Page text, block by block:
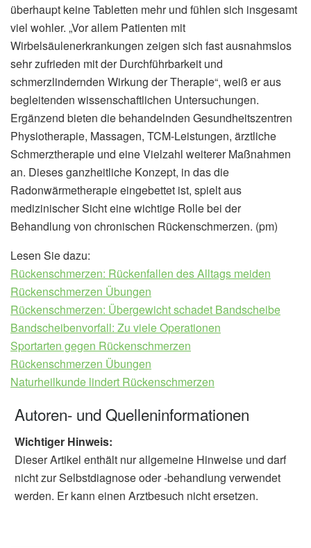
überhaupt keine Tabletten mehr und fühlen sich insgesamt
viel wohler. „Vor allem Patienten mit
Wirbelsäulenerkrankungen zeigen sich fast ausnahmslos
sehr zufrieden mit der Durchführbarkeit und
schmerzlindernden Wirkung der Therapie“, weiß er aus
begleitenden wissenschaftlichen Untersuchungen.
Ergänzend bieten die behandelnden Gesundheitszentren
Physiotherapie, Massagen, TCM-Leistungen, ärztliche
Schmerztherapie und eine Vielzahl weiterer Maßnahmen
an. Dieses ganzheitliche Konzept, in das die
Radonwärmetherapie eingebettet ist, spielt aus
medizinischer Sicht eine wichtige Rolle bei der
Behandlung von chronischen Rückenschmerzen. (pm)
Lesen Sie dazu:
Rückenschmerzen: Rückenfallen des Alltags meiden
Rückenschmerzen Übungen
Rückenschmerzen: Übergewicht schadet Bandscheibe
Bandscheibenvorfall: Zu viele Operationen
Sportarten gegen Rückenschmerzen
Rückenschmerzen Übungen
Naturheilkunde lindert Rückenschmerzen
Autoren- und Quelleninformationen
Wichtiger Hinweis:
Dieser Artikel enthält nur allgemeine Hinweise und darf
nicht zur Selbstdiagnose oder -behandlung verwendet
werden. Er kann einen Arztbesuch nicht ersetzen.